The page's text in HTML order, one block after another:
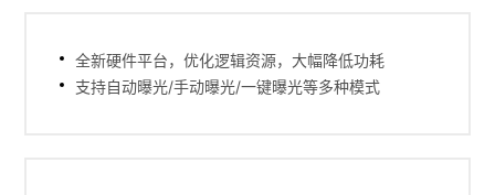
全新硬件平台，优化逻辑资源，大幅降低功耗
支持自动曝光/手动曝光/一键曝光等多种模式